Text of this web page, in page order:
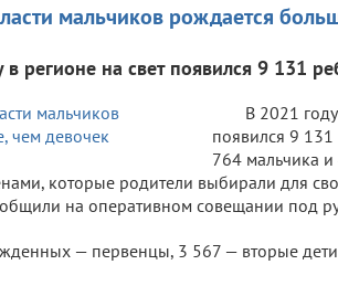
мальчиков рождается
регионе на свет появился 9 131
В 2021
появился 9
764 мальчика
которые родители выбирали для
на оперативном совещании под
— первенцы, 3 567 — вторые